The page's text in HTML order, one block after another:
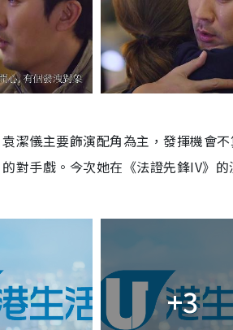
潔儀主要飾演配角為主，發揮機會
對手戲。今次她在《法證先鋒IV》的
+3